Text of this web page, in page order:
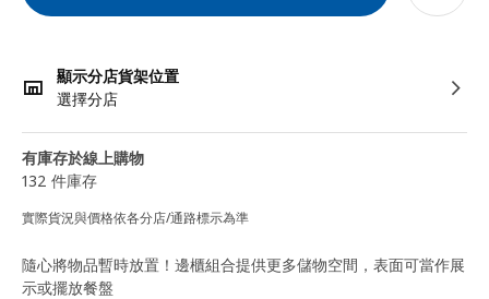
顯示分店貨架位置
選擇分店
有庫存於線上購物
132 件庫存
實際貨況與價格依各分店/通路標示為準
隨心將物品暫時放置！邊櫃組合提供更多儲物空間，表面可當作展
示或擺放餐盤